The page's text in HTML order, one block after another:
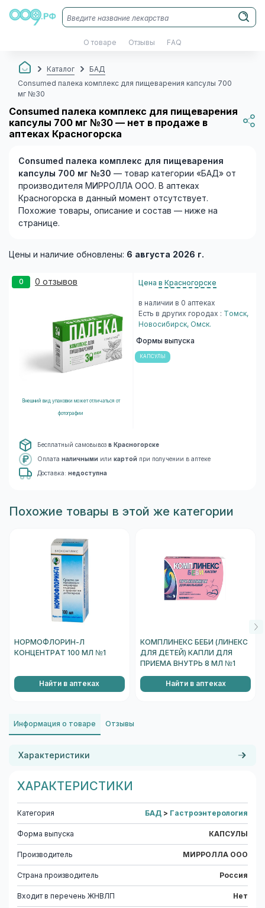
О товаре Отзывы FAQ
Каталог
БАД
Consumed палека комплекс для пищеварения капсулы 700
мг №30
Consumed палека комплекс для пищеварения
капсулы 700 мг №30 — нет в продаже в
аптеках Красногорска
Consumed палека комплекс для пищеварения
капсулы 700 мг №30 — товар категории «БАД» от
производителя МИРРОЛЛА ООО. В аптеках
Красногорска в данный момент отсутствует.
Похожие товары, описание и состав — ниже на
странице.
Цены и наличие обновлены: 6 августа 2026 г.
0 0 отзывов
Внешний вид упаковки может отличаться от
фотографии
Цена в Красногорске
в наличии в 0 аптеках
Есть в других городах : Томск,
Новосибирск, Омск.
Формы выпуска
КАПСУЛЫ
Бесплатный самовывоз в Красногорске
Оплата наличными или картой при получении в аптеке
Доставка: недоступна
Похожие товары в этой же категории
НОРМОФЛОРИН-Л
КОНЦЕНТРАТ 100 МЛ №1
Найти в аптеках
КОМПЛИНЕКС БЕБИ (ЛИНЕКС
ДЛЯ ДЕТЕЙ) КАПЛИ ДЛЯ
ПРИЕМА ВНУТРЬ 8 МЛ №1
Найти в аптеках
Информация о товаре Отзывы
Характеристики
ХАРАКТЕРИСТИКИ
Категория БАД > Гастроэнтерология
Форма выпуска КАПСУЛЫ
Производитель МИРРОЛЛА ООО
Страна производитель Россия
Входит в перечень ЖНВЛП Нет